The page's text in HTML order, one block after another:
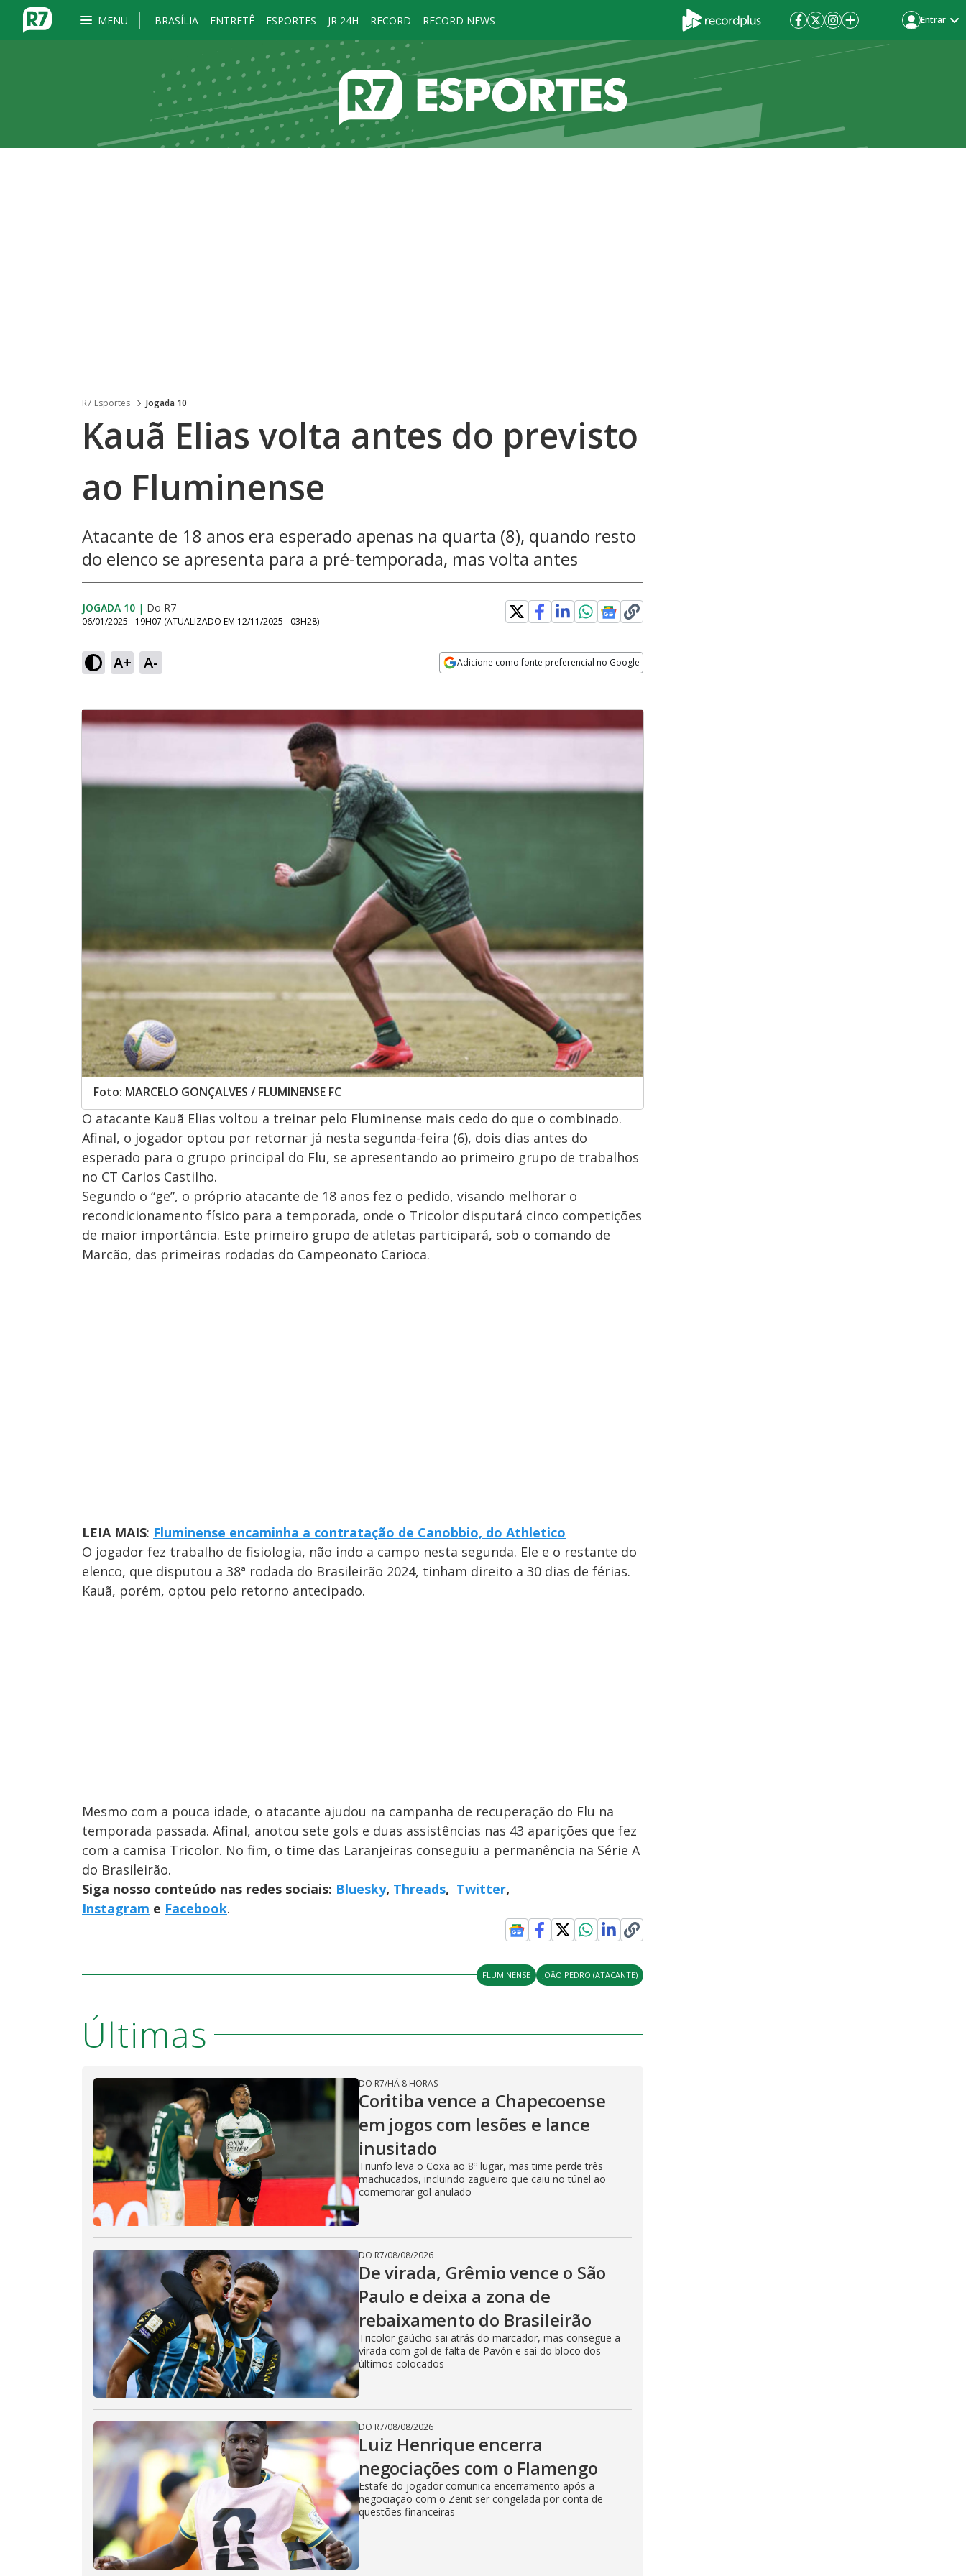
MENU BRASÍLIA ENTRETÊ ESPORTES JR 24H RECORD RECORD NEWS Entrar
R7 Esportes Jogada 10
Kauã Elias volta antes do previsto
ao Fluminense
Atacante de 18 anos era esperado apenas na quarta (8), quando resto
do elenco se apresenta para a pré-temporada, mas volta antes
JOGADA 10 | Do R7
06/01/2025 - 19H07 (ATUALIZADO EM 12/11/2025 - 03H28)
A+ A- Adicione como fonte preferencial no Google
Foto: MARCELO GONÇALVES / FLUMINENSE FC
O atacante Kauã Elias voltou a treinar pelo Fluminense mais cedo do que o combinado.
Afinal, o jogador optou por retornar já nesta segunda-feira (6), dois dias antes do
esperado para o grupo principal do Flu, se apresentando ao primeiro grupo de trabalhos
no CT Carlos Castilho.
Segundo o “ge”, o próprio atacante de 18 anos fez o pedido, visando melhorar o
recondicionamento físico para a temporada, onde o Tricolor disputará cinco competições
de maior importância. Este primeiro grupo de atletas participará, sob o comando de
Marcão, das primeiras rodadas do Campeonato Carioca.
LEIA MAIS: Fluminense encaminha a contratação de Canobbio, do Athletico
O jogador fez trabalho de fisiologia, não indo a campo nesta segunda. Ele e o restante do
elenco, que disputou a 38ª rodada do Brasileirão 2024, tinham direito a 30 dias de férias.
Kauã, porém, optou pelo retorno antecipado.
Mesmo com a pouca idade, o atacante ajudou na campanha de recuperação do Flu na
temporada passada. Afinal, anotou sete gols e duas assistências nas 43 aparições que fez
com a camisa Tricolor. No fim, o time das Laranjeiras conseguiu a permanência na Série A
do Brasileirão.
Siga nosso conteúdo nas redes sociais: Bluesky, Threads, Twitter,
Instagram e Facebook.
FLUMINENSE JOÃO PEDRO (ATACANTE)
Últimas
DO R7/HÁ 8 HORAS
Coritiba vence a Chapecoense
em jogos com lesões e lance
inusitado
Triunfo leva o Coxa ao 8º lugar, mas time perde três
machucados, incluindo zagueiro que caiu no túnel ao
comemorar gol anulado
DO R7/08/08/2026
De virada, Grêmio vence o São
Paulo e deixa a zona de
rebaixamento do Brasileirão
Tricolor gaúcho sai atrás do marcador, mas consegue a
virada com gol de falta de Pavón e sai do bloco dos
últimos colocados
DO R7/08/08/2026
Luiz Henrique encerra
negociações com o Flamengo
Estafe do jogador comunica encerramento após a
negociação com o Zenit ser congelada por conta de
questões financeiras